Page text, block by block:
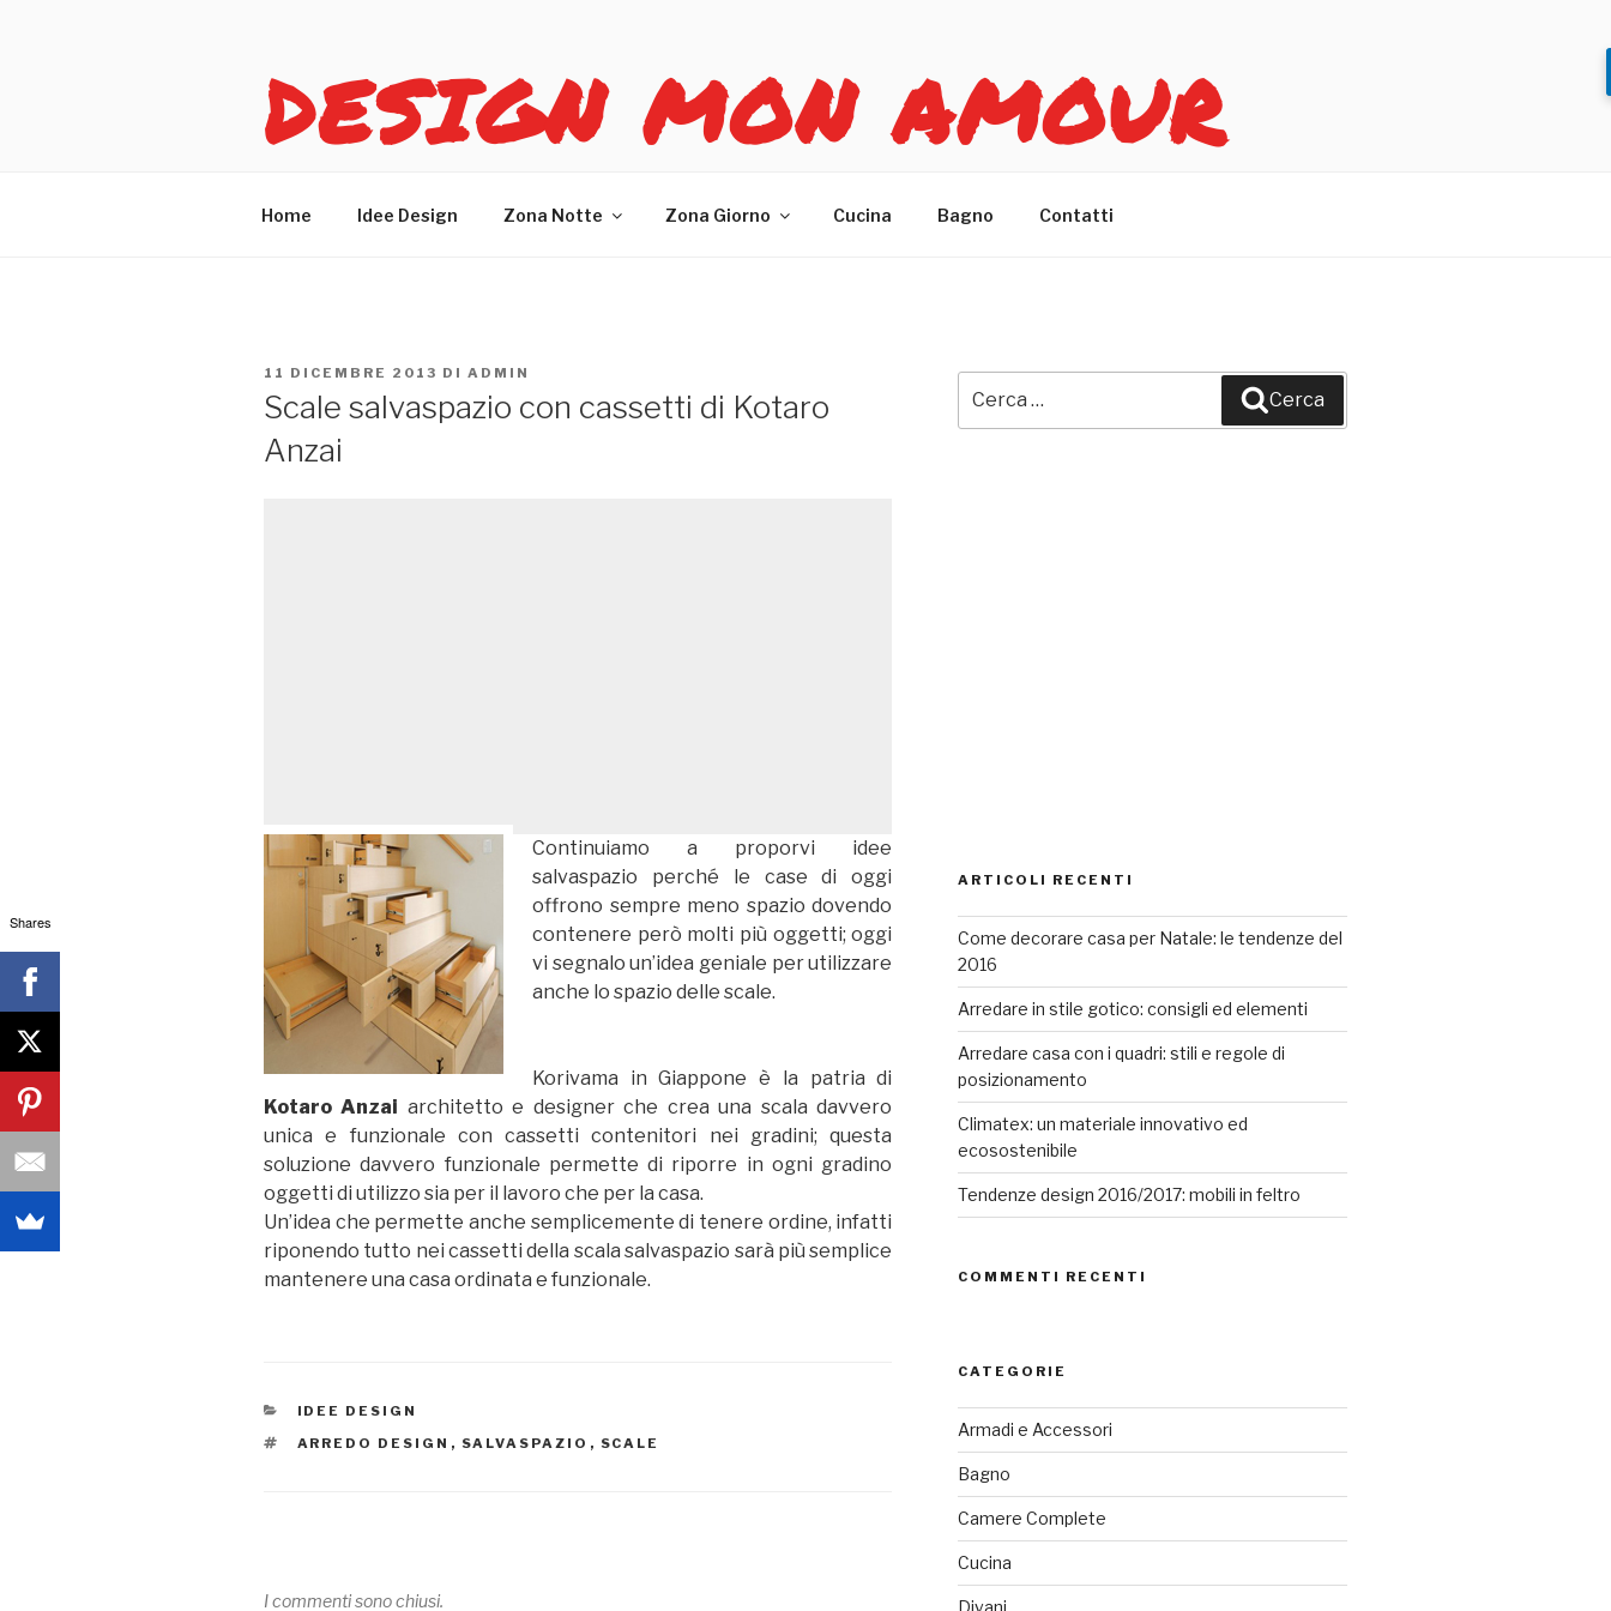
DESIGN MON AMOUR
Home Idee Design Zona Notte Zona Giorno Cucina Bagno Contatti
PUBBLICATO
IL
11 DICEMBRE 2013 DI ADMIN
Scale salvaspazio con cassetti di Kotaro
Anzai
Continuiamo a proporvi idee
salvaspazio perché le case di oggi
offrono sempre meno spazio dovendo
contenere però molti più oggetti; oggi
vi segnalo un’idea geniale per utilizzare
anche lo spazio delle scale.
Korivama in Giappone è la patria di
Kotaro Anzai architetto e designer che crea una scala davvero
unica e funzionale con cassetti contenitori nei gradini; questa
soluzione davvero funzionale permette di riporre in ogni gradino
oggetti di utilizzo sia per il lavoro che per la casa.
Un’idea che permette anche semplicemente di tenere ordine, infatti
riponendo tutto nei cassetti della scala salvaspazio sarà più semplice
mantenere una casa ordinata e funzionale.
CATEGORIE
IDEE DESIGN
TAG
ARREDO DESIGN , SALVASPAZIO , SCALE
I commenti sono chiusi.
Cerca
ARTICOLI RECENTI
Come decorare casa per Natale: le tendenze del
2016
Arredare in stile gotico: consigli ed elementi
Arredare casa con i quadri: stili e regole di
posizionamento
Climatex: un materiale innovativo ed
ecosostenibile
Tendenze design 2016/2017: mobili in feltro
COMMENTI RECENTI
CATEGORIE
Armadi e Accessori
Bagno
Camere Complete
Cucina
Shares